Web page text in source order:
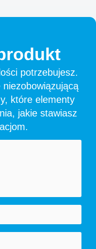
potrzebujesz.
które elementy
jakie stawiasz